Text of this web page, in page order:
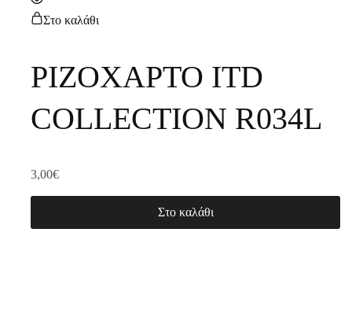
Στο καλάθι
ΡΙΖΟΧΑΡΤΟ ITD
COLLECTION R034L
3,00€
Στο καλάθι